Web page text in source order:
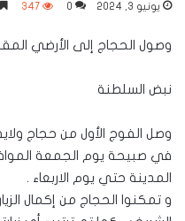
يونيو 3, 2024 0
347
وصول الحجاج إلى الأرضي
نبض السلطنة
وصل الفوج الأول من حجاج
المدينة حتي يوم الاربعاء .
و تمكنوا الحجاج من إكمال